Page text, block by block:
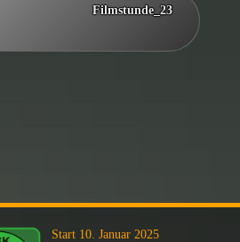
Filmstunde_23
Start 10. Januar 2025